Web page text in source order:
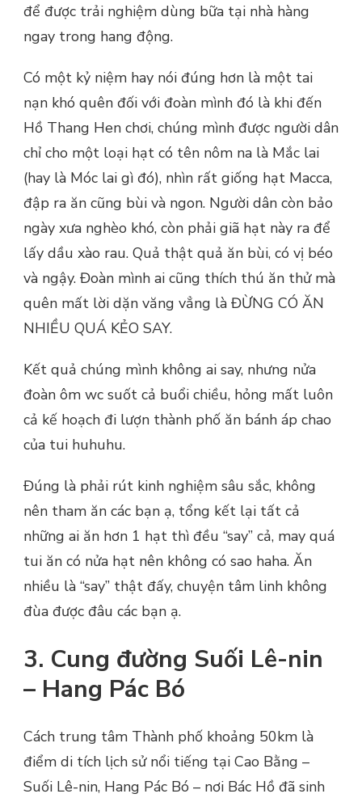
để được trải nghiệm dùng bữa tại nhà hàng
ngay trong hang động.
Có một kỷ niệm hay nói đúng hơn là một tai
nạn khó quên đối với đoàn mình đó là khi đến
Hồ Thang Hen chơi, chúng mình được người dân
chỉ cho một loại hạt có tên nôm na là Mắc lai
(hay là Móc lai gì đó), nhìn rất giống hạt Macca,
đập ra ăn cũng bùi và ngon. Người dân còn bảo
ngày xưa nghèo khó, còn phải giã hạt này ra để
lấy dầu xào rau. Quả thật quả ăn bùi, có vị béo
và ngậy. Đoàn mình ai cũng thích thú ăn thử mà
quên mất lời dặn văng vẳng là ĐỪNG CÓ ĂN
NHIỀU QUÁ KẺO SAY.
Kết quả chúng mình không ai say, nhưng nửa
đoàn ôm wc suốt cả buổi chiều, hỏng mất luôn
cả kế hoạch đi lượn thành phố ăn bánh áp chao
của tui huhuhu.
Đúng là phải rút kinh nghiệm sâu sắc, không
nên tham ăn các bạn ạ, tổng kết lại tất cả
những ai ăn hơn 1 hạt thì đều “say” cả, may quá
tui ăn có nửa hạt nên không có sao haha. Ăn
nhiều là “say” thật đấy, chuyện tâm linh không
đùa được đâu các bạn ạ.
3. Cung đường Suối Lê-nin
– Hang Pác Bó
Cách trung tâm Thành phố khoảng 50km là
điểm di tích lịch sử nổi tiếng tại Cao Bằng –
Suối Lê-nin, Hang Pác Bó – nơi Bác Hồ đã sinh